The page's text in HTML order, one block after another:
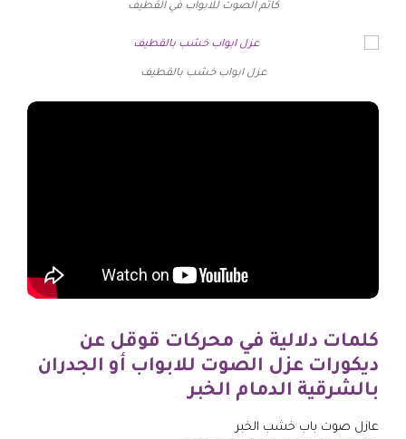
كاتم الصوت للابواب في القطيف
عزل ابواب خشب بالقطيف
كلمات دلالية في محركات قوقل عن
ديكورات عزل الصوت للابواب أو الجدران
بالشرقية الدمام الخبر
عازل صوت باب خشب الخبر